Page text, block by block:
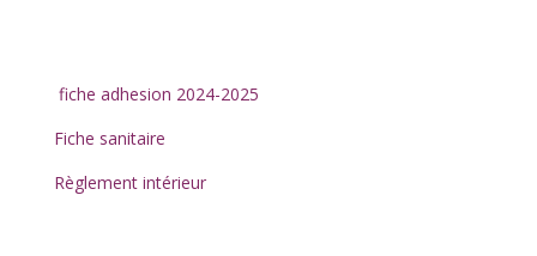
fiche adhesion 2024-2025
Fiche sanitaire
Règlement intérieur